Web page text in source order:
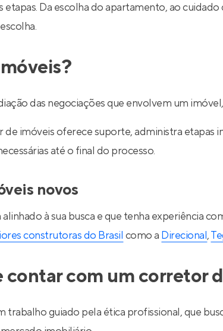
Da escolha do apartamento, ao
das negociações que envolvem um
imóveis oferece suporte, administra etapas
até o final do processo.
novos
à sua busca e que tenha experiência
construtoras do Brasil como a Direcional,
contar com um corretor
guiado pela ética profissional, que